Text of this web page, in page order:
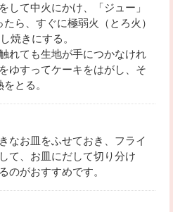
て中火にかけ、「ジュー」
ら、すぐに極弱火（とろ火）
焼きにする。
れても生地が手につかなけれ
ゆすってケーキをはがし、そ
とる。
なお皿をふせておき、フライ
て、お皿にだして切り分け
のがおすすめです。